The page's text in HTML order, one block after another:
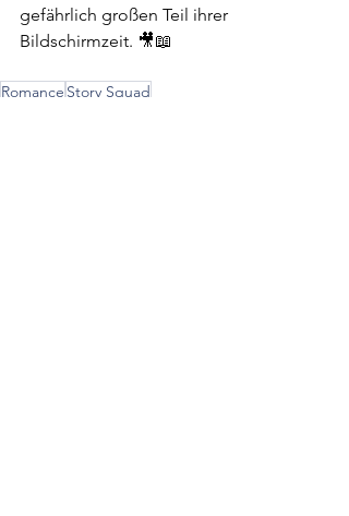
gefährlich großen Teil ihrer
Bildschirmzeit. 🎥📖
Romance Story Squad